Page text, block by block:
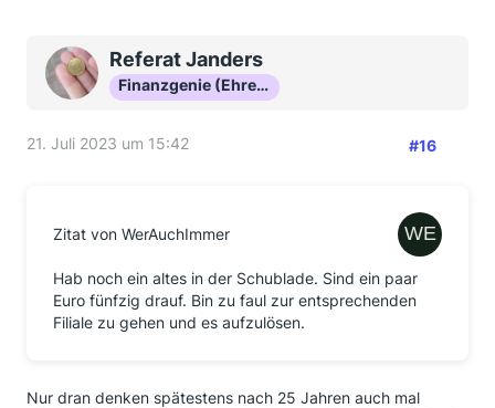
Referat Janders
Finanzgenie (Ehrenmitglied)
21. Juli 2023 um 15:42 #16
Zitat von WerAuchImmer
Hab noch ein altes in der Schublade. Sind ein paar
Euro fünfzig drauf. Bin zu faul zur entsprechenden
Filiale zu gehen und es aufzulösen.
Nur dran denken spätestens nach 25 Jahren auch mal